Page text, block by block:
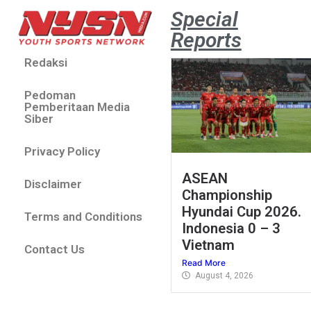
Redaksi
Pedoman
Pemberitaan Media
Siber
Privacy Policy
Disclaimer
Terms and Conditions
Contact Us
Special
Reports
ASEAN
Championship
Hyundai Cup 2026.
Indonesia 0 – 3
Vietnam
Read More
August 4, 2026